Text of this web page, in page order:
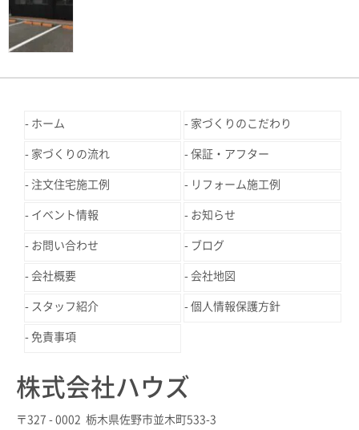
ホーム 家づくりのこだわり
家づくりの流れ 保証・アフター
注文住宅施工例 リフォーム施工例
イベント情報 お知らせ
お問い合わせ ブログ
会社概要 会社地図
スタッフ紹介 個人情報保護方針
免責事項
株式会社ハウズ
〒327 - 0002 栃木県佐野市並木町533-3